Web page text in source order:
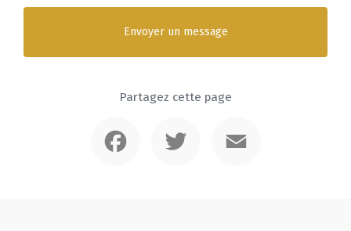
Envoyer un message
Partagez cette page